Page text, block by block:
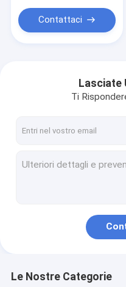
Contattaci
Lasciate
Ti
Le Nostre Categorie